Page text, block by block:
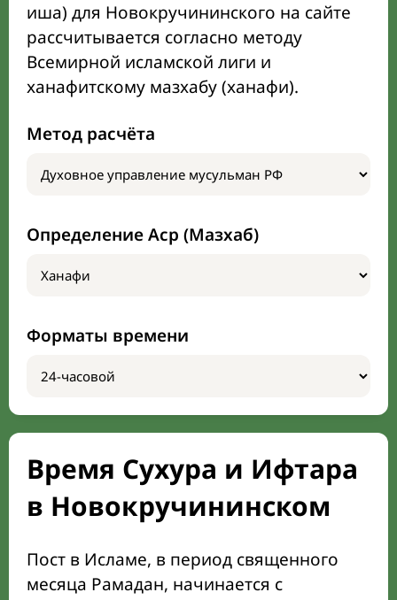
иша) для Новокручининского на сайте
рассчитывается согласно методу
Всемирной исламской лиги и
ханафитскому мазхабу (ханафи).
Метод расчёта
Определение Аср (Мазхаб)
Форматы времени
Время Сухура и Ифтара
в Новокручининском
Пост в Исламе, в период священного
месяца Рамадан, начинается с